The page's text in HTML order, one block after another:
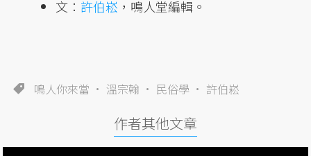
文： 許伯崧 ，鳴人堂編輯。
鳴人你來當 溫宗翰 民俗學 許伯崧
作者其他文章